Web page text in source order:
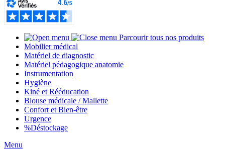
Parcourir tous nos produits
Mobilier médical
Matériel de diagnostic
Matériel pédagogique anatomie
Instrumentation
Hygiène
Kiné et Rééducation
Blouse médicale / Mallette
Confort et Bien-être
Urgence
%Déstockage
Menu